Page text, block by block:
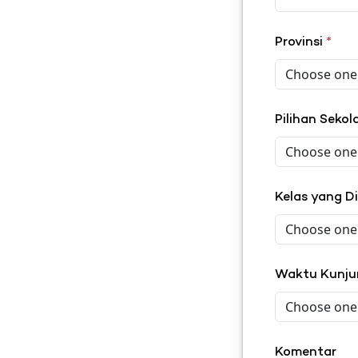
Provinsi *
Pilihan
Kelas yang
Waktu
Komentar